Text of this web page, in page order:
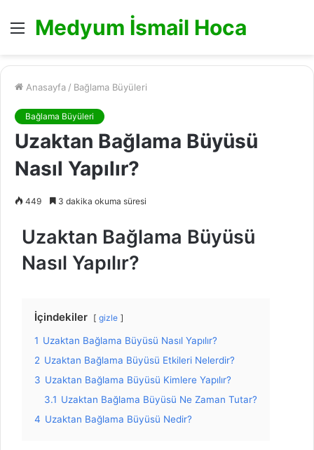
MenüMedyum İsmail Hoca
Anasayfa / Bağlama Büyüleri
Bağlama Büyüleri
Uzaktan Bağlama Büyüsü
Nasıl Yapılır?
449 3 dakika okuma süresi
Uzaktan Bağlama Büyüsü
Nasıl Yapılır?
İçindekiler gizle
1 Uzaktan Bağlama Büyüsü Nasıl Yapılır?
2 Uzaktan Bağlama Büyüsü Etkileri Nelerdir?
3 Uzaktan Bağlama Büyüsü Kimlere Yapılır?
3.1 Uzaktan Bağlama Büyüsü Ne Zaman Tutar?
4 Uzaktan Bağlama Büyüsü Nedir?